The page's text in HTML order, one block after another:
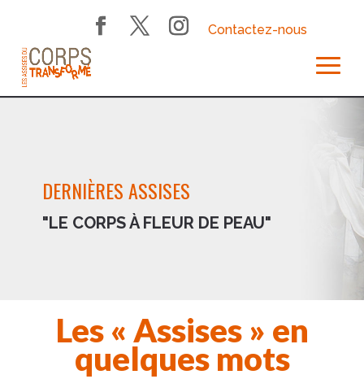
Contactez-nous
DERNIÈRES ASSISES
"LE CORPS À FLEUR DE PEAU"
Les « Assises » en
quelques mots